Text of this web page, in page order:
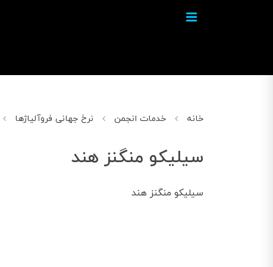
خانه خدمات انجمن نرخ جهانی فروآلیاژها
سیلیکو منگنز هند
سیلیکو منگنز هند